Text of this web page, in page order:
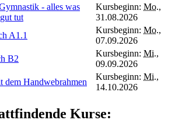
- alles was
tut
Kursbeginn: Mo.,
31.08.2026
A1.1
Kursbeginn: Mo.,
07.09.2026
B2
Kursbeginn: Mi.,
09.09.2026
dem Handwebrahmen
Kursbeginn: Mi.,
14.10.2026
Kurse: